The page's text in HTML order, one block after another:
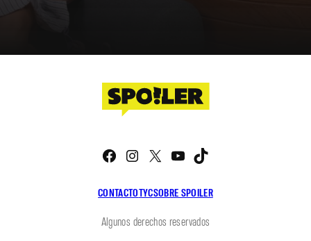
CONTACTOTYCSOBRE SPOILER
Facebook
Instagram
X YouTube
Algunos derechos reservados